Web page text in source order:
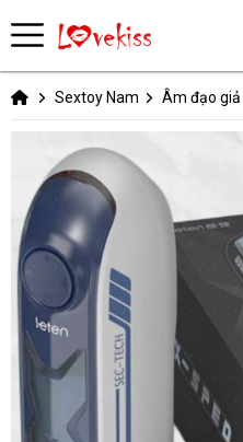
Sextoy Nam Âm đạo